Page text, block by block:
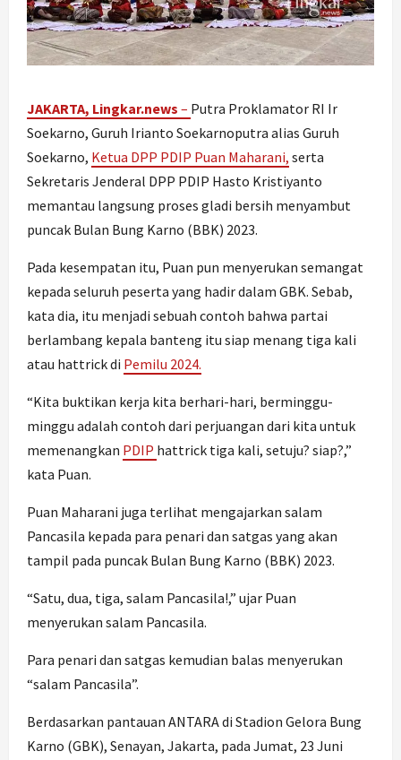
JAKARTA, Lingkar.news – Putra Proklamator RI Ir
Soekarno, Guruh Irianto Soekarnoputra alias Guruh
Soekarno, Ketua DPP PDIP Puan Maharani, serta
Sekretaris Jenderal DPP PDIP Hasto Kristiyanto
memantau langsung proses gladi bersih menyambut
puncak Bulan Bung Karno (BBK) 2023.
Pada kesempatan itu, Puan pun menyerukan semangat
kepada seluruh peserta yang hadir dalam GBK. Sebab,
kata dia, itu menjadi sebuah contoh bahwa partai
berlambang kepala banteng itu siap menang tiga kali
atau hattrick di Pemilu 2024.
“Kita buktikan kerja kita berhari-hari, berminggu-
minggu adalah contoh dari perjuangan dari kita untuk
memenangkan PDIP hattrick tiga kali, setuju? siap?,”
kata Puan.
Puan Maharani juga terlihat mengajarkan salam
Pancasila kepada para penari dan satgas yang akan
tampil pada puncak Bulan Bung Karno (BBK) 2023.
“Satu, dua, tiga, salam Pancasila!,” ujar Puan
menyerukan salam Pancasila.
Para penari dan satgas kemudian balas menyerukan
“salam Pancasila”.
Berdasarkan pantauan ANTARA di Stadion Gelora Bung
Karno (GBK), Senayan, Jakarta, pada Jumat, 23 Juni